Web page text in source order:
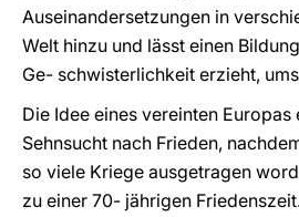
Auseinandersetzungen in
Welt hinzu und lässt einen
Ge- schwisterlichkeit erzieht,
Die Idee eines vereinten Europas
Sehnsucht nach Frieden,
so viele Kriege ausgetragen
zu einer 70- jährigen